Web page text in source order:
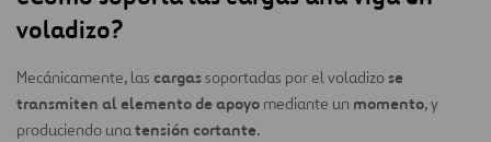
voladizo?
Mecánicamente, las cargassoportadas por el voladizose
transmiten al elemento de apoyo mediante un momento, y
produciendo unatensión cortante.